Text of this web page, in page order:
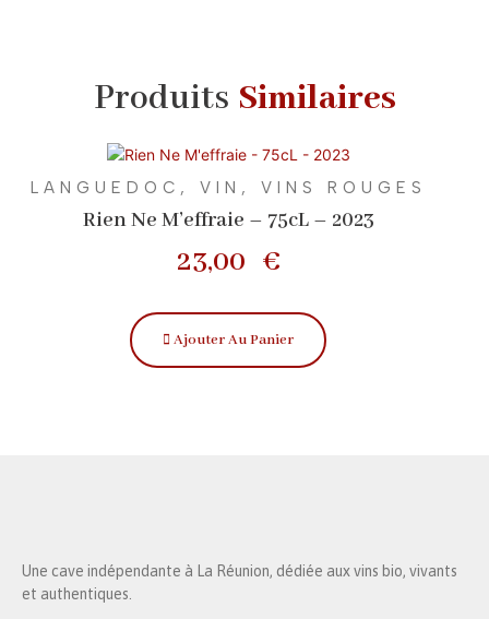
Produits Similaires
LANGUEDOC , VIN , VINS ROUGES
Rien Ne M’effraie – 75cL – 2023
23,00 €
Ajouter Au Panier
Une cave indépendante à La Réunion, dédiée aux vins bio, vivants
et authentiques.